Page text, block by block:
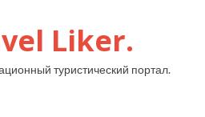
Liker.
туристический портал.